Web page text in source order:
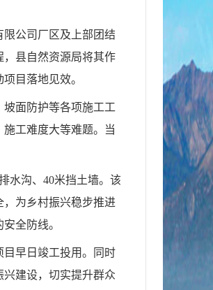
公司厂区及上部团结
县自然资源局将其作
目落地见效。
面防护等各项施工工
工难度大等难题。当
水沟、40米挡土墙。该
为乡村振兴稳步推进
全防线。
早日竣工投用。同时
建设，切实提升群众